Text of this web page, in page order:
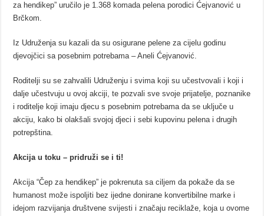
za hendikep” uručilo je 1.368 komada pelena porodici Ćejvanović u
Brčkom.
Iz Udruženja su kazali da su osigurane pelene za cijelu godinu
djevojčici sa posebnim potrebama – Aneli Ćejvanović.
Roditelji su se zahvalili Udruženju i svima koji su učestvovali i koji i
dalje učestvuju u ovoj akciji, te pozvali sve svoje prijatelje, poznanike
i roditelje koji imaju djecu s posebnim potrebama da se uključe u
akciju, kako bi olakšali svojoj djeci i sebi kupovinu pelena i drugih
potrepština.
Akcija u toku – pridruži se i ti!
Akcija “Čep za hendikep” je pokrenuta sa ciljem da pokaže da se
humanost može ispoljiti bez ijedne donirane konvertibilne marke i
idejom razvijanja društvene svijesti i značaju reciklaže, koja u ovome